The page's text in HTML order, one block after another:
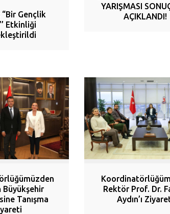
“Bir Gençlik
Etkinliği
YARIŞMASI
AÇIKLANDI!
Büyükşehir
Tanışma
Rektör Prof. Dr.
Aydın’ı